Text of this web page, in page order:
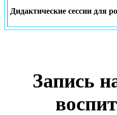
Дидактические сессии для
Запись